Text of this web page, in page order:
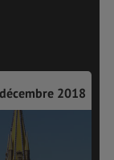
2018